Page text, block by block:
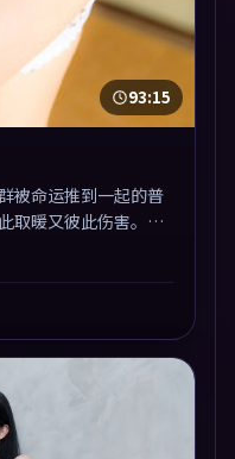
93:15
被命运推到一起的普
取暖又彼此伤害。曾
叛，映后讨论度颇